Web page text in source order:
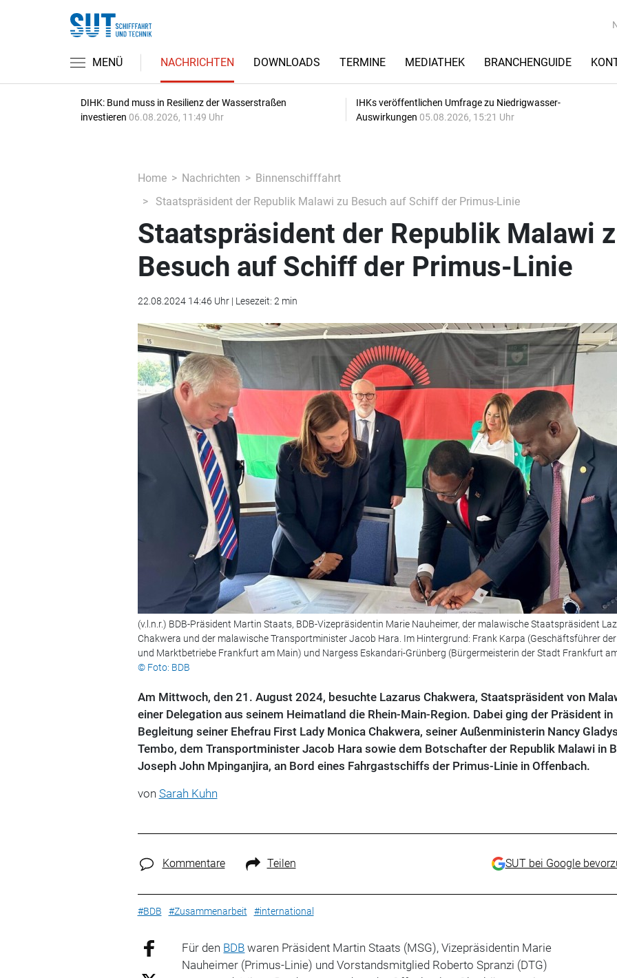
MENÜ NACHRICHTEN DOWNLOADS TERMINE MEDIATHEK BRANCHENGUIDE
DIHK: Bund muss in Resilienz der Wasserstraßen
investieren 06.08.2026, 11:49 Uhr
IHKs veröffentlichen Umfrage zu Niedrigwasser-
Auswirkungen 05.08.2026, 15:21 Uhr
Home Nachrichten
Binnenschifffahrt
Staatspräsident der Republik Malawi zu Besuch auf Schiff der Primus-Linie
Staatspräsident der Republik Malawi
Besuch auf Schiff der Primus-Linie
22.08.2024 14:46 Uhr | Lesezeit: 2 min
(v.l.n.r.) BDB-Präsident Martin Staats, BDB-Vizepräsidentin Marie Nauheimer, der malawische Staatspräsident
Chakwera und der malawische Transportminister Jacob Hara. Im Hintergrund: Frank Karpa (Geschäftsführer
und Marktbetriebe Frankfurt am Main) und Nargess Eskandari-Grünberg (Bürgermeisterin der Stadt Frankfurt
© Foto: BDB
Am Mittwoch, den 21. August 2024, besuchte Lazarus Chakwera, Staatspräsident von
einer Delegation aus seinem Heimatland die Rhein-Main-Region. Dabei ging der Präsident in
Begleitung seiner Ehefrau First Lady Monica Chakwera, seiner Außenministerin Nancy
Tembo, dem Transportminister Jacob Hara sowie dem Botschafter der Republik Malawi in
Joseph John Mpinganjira, an Bord eines Fahrgastschiffs der Primus-Linie in Offenbach.
von Sarah Kuhn
Kommentare Teilen SUT bei Google
#BDB #Zusammenarbeit #international
Für den BDB waren Präsident Martin Staats (MSG), Vizepräsidentin Marie
Nauheimer (Primus-Linie) und Vorstandsmitglied Roberto Spranzi (DTG)